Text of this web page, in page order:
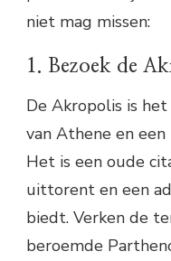
niet mag missen:
1. Bezoek de
De Akropolis is
van Athene en
Het is een oude
uittorent en een
biedt. Verken de
beroemde